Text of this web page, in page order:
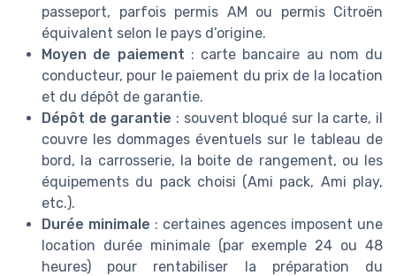
passeport, parfois permis AM ou permis Citroën
équivalent selon le pays d’origine.
Moyen de paiement : carte bancaire au nom du
conducteur, pour le paiement du prix de la location
et du dépôt de garantie.
Dépôt de garantie : souvent bloqué sur la carte, il
couvre les dommages éventuels sur le tableau de
bord, la carrosserie, la boite de rangement, ou les
équipements du pack choisi (Ami pack, Ami play,
etc.).
Durée minimale : certaines agences imposent une
location durée minimale (par exemple 24 ou 48
heures) pour rentabiliser la préparation du